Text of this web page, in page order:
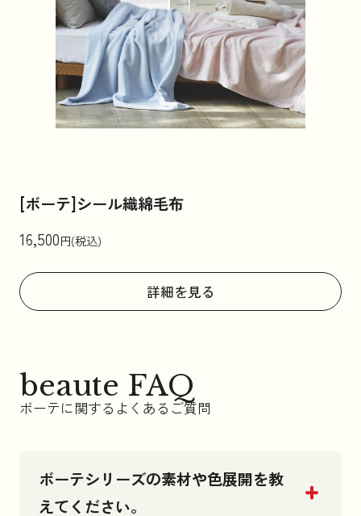
[ボーテ]シール織綿毛布
16,500円(税込)
詳細を見る
beaute FAQ
ボーテに関するよくあるご質問
ボーテシリーズの素材や色展開を教
えてください。